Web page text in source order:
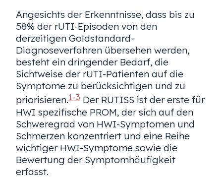
Angesichts der Erkenntnisse, dass bis zu
58% der rUTI-Episoden von den
derzeitigen Goldstandard-
Diagnoseverfahren übersehen werden,
besteht ein dringender Bedarf, die
Sichtweise der rUTI-Patienten auf die
Symptome zu berücksichtigen und zu
priorisieren.1-3 Der RUTISS ist der erste für
HWI spezifische PROM, der sich auf den
Schweregrad von HWI-Symptomen und
Schmerzen konzentriert und eine Reihe
wichtiger HWI-Symptome sowie die
Bewertung der Symptomhäufigkeit
erfasst.